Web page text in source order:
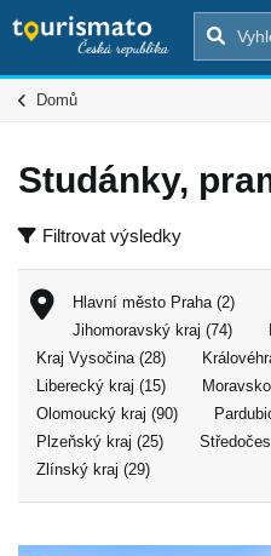
Domů
Studánky,
Filtrovat výsledky
Hlavní město Praha (2)
Jihomoravský kraj (74)
Kraj Vysočina (28)
Liberecký kraj (15)
Olomoucký kraj (90)
Plzeňský kraj (25)
Zlínský kraj (29)